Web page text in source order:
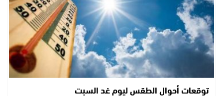
توقعات أحوال الطقس ليوم غد السبت